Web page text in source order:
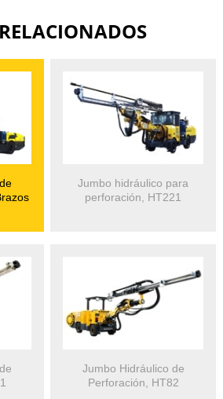
Jumbo hidráulico para
perforación, HT221
Jumbo Hidráulico de
Perforación, HT82